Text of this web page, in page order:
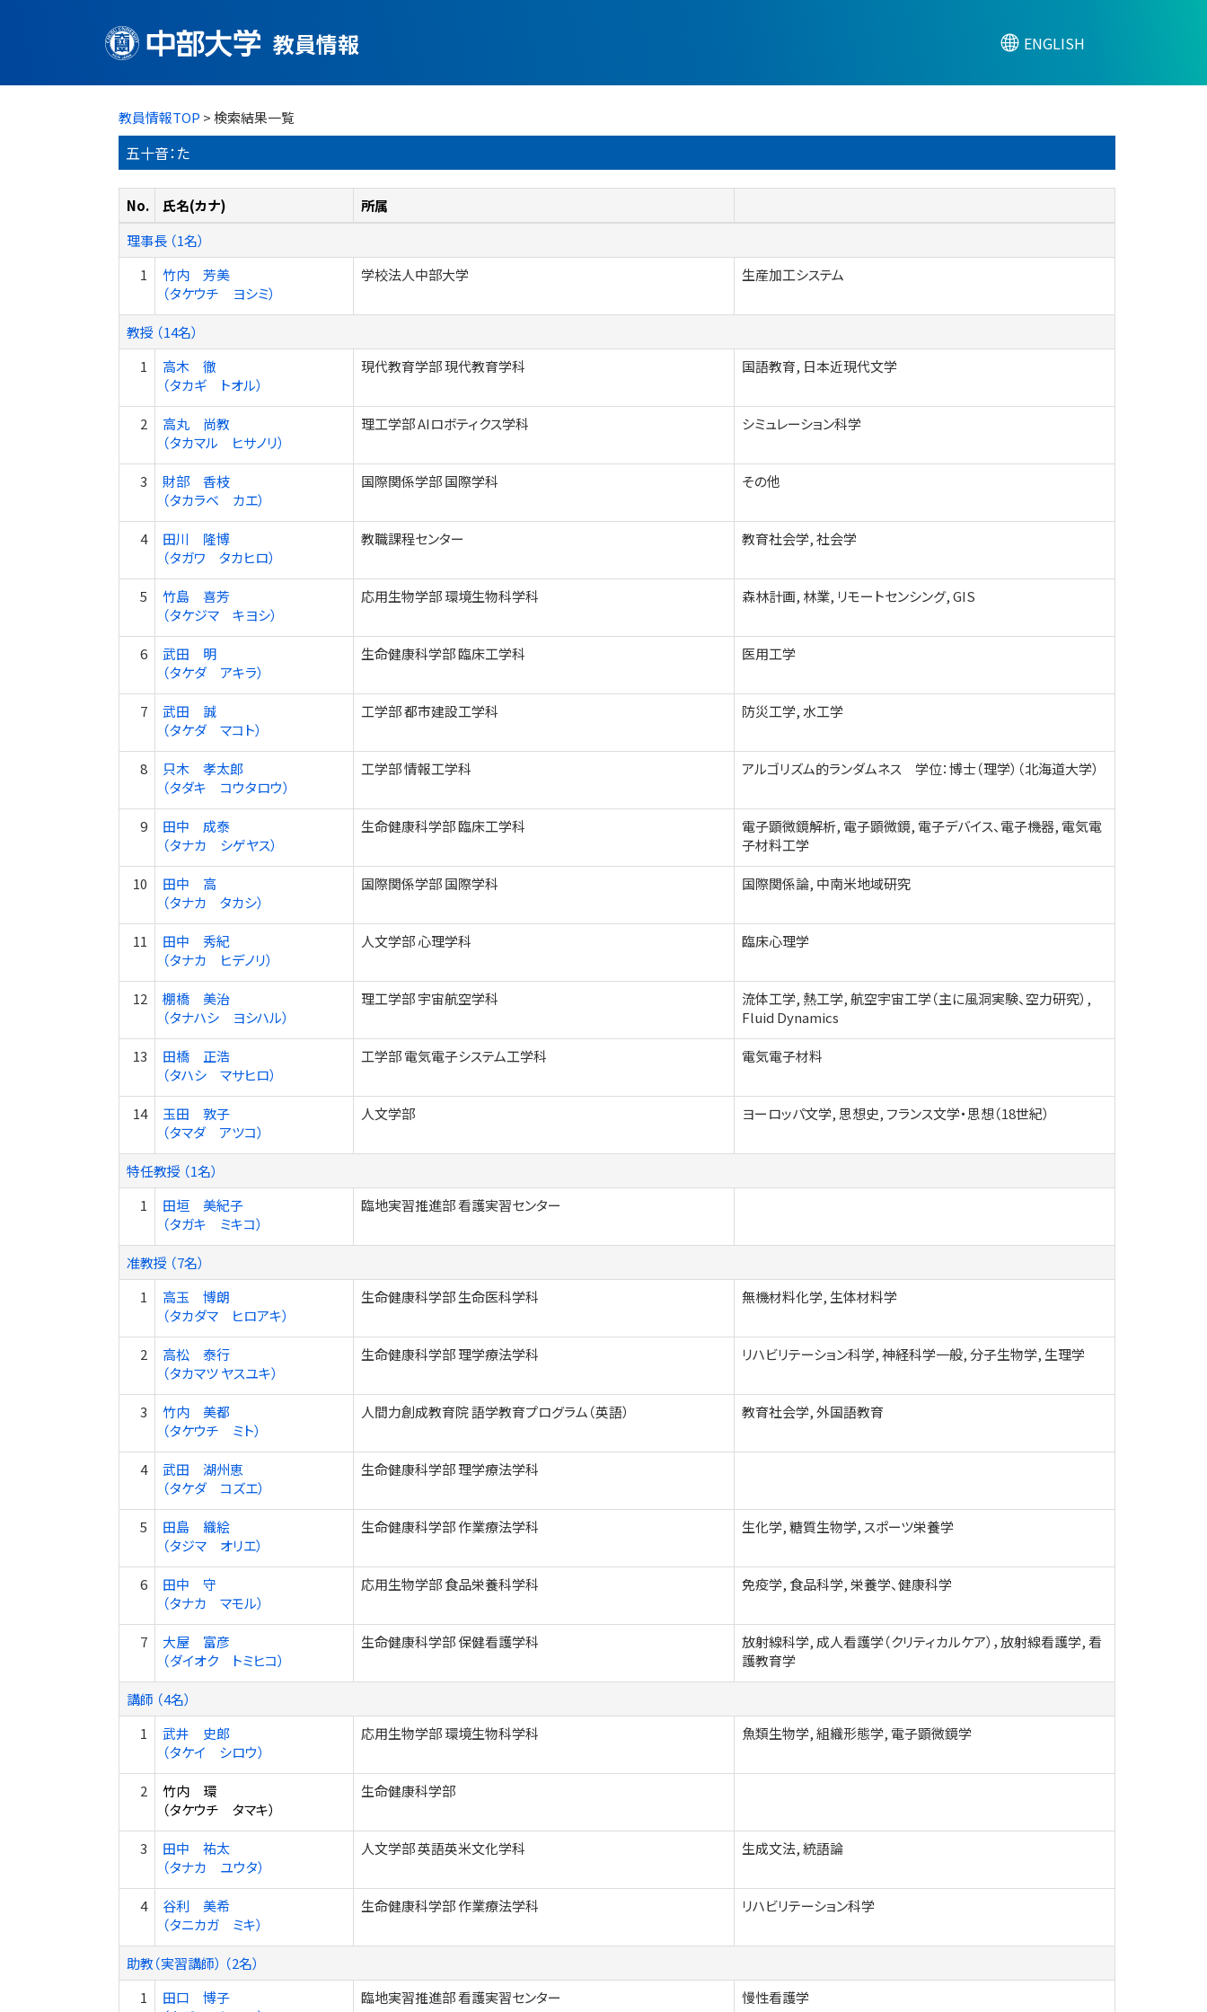
教員情報 ENGLISH
教員情報TOP > 検索結果一覧
五十音：た
No. 氏名(カナ)
所属
理事長 （1名）
1
竹内 芳美
（タケウチ ヨシミ）
学校法人中部大学 生産加工システム
教授 （14名）
1
高木 徹
（タカギ トオル）
現代教育学部 現代教育学科 国語教育, 日本近現代文学
2
高丸 尚教
（タカマル ヒサノリ）
理工学部 AIロボティクス学科 シミュレーション科学
3
財部 香枝
（タカラベ カエ）
国際関係学部 国際学科 その他
4
田川 隆博
（タガワ タカヒロ）
教職課程センター 教育社会学, 社会学
5
竹島 喜芳
（タケジマ キヨシ）
応用生物学部 環境生物科学科 森林計画, 林業, リモートセンシング, GIS
6
武田 明
（タケダ アキラ）
生命健康科学部 臨床工学科 医用工学
7
武田 誠
（タケダ マコト）
工学部 都市建設工学科 防災工学, 水工学
8
只木 孝太郎
（タダキ コウタロウ）
工学部 情報工学科 アルゴリズム的ランダムネス 学位：博士（理学）（北海道大学）
9
田中 成泰
（タナカ シゲヤス）
生命健康科学部 臨床工学科
電子顕微鏡解析, 電子顕微鏡, 電子デバイス、電子機器, 電気電
子材料工学
10
田中 高
（タナカ タカシ）
国際関係学部 国際学科 国際関係論, 中南米地域研究
11
田中 秀紀
（タナカ ヒデノリ）
人文学部 心理学科 臨床心理学
12
棚橋 美治
（タナハシ ヨシハル）
理工学部 宇宙航空学科
流体工学, 熱工学, 航空宇宙工学（主に風洞実験、空力研究）,
Fluid Dynamics
13
田橋 正浩
（タハシ マサヒロ）
工学部 電気電子システム工学科 電気電子材料
14
玉田 敦子
（タマダ アツコ）
人文学部 ヨーロッパ文学, 思想史, フランス文学・思想（18世紀）
特任教授 （1名）
1
田垣 美紀子
（タガキ ミキコ）
臨地実習推進部 看護実習センター
准教授 （7名）
1
高玉 博朗
（タカダマ ヒロアキ）
生命健康科学部 生命医科学科 無機材料化学, 生体材料学
2
高松 泰行
（タカマツ ヤスユキ）
生命健康科学部 理学療法学科 リハビリテーション科学, 神経科学一般, 分子生物学, 生理学
3
竹内 美都
（タケウチ ミト）
人間力創成教育院 語学教育プログラム（英語） 教育社会学, 外国語教育
4
武田 湖州恵
（タケダ コズエ）
生命健康科学部 理学療法学科
5
田島 織絵
（タジマ オリエ）
生命健康科学部 作業療法学科 生化学, 糖質生物学, スポーツ栄養学
6
田中 守
（タナカ マモル）
応用生物学部 食品栄養科学科 免疫学, 食品科学, 栄養学、健康科学
7
大屋 富彦
（ダイオク トミヒコ）
生命健康科学部 保健看護学科
放射線科学, 成人看護学（クリティカルケア），放射線看護学, 看
護教育学
講師 （4名）
1
武井 史郎
（タケイ シロウ）
応用生物学部 環境生物科学科 魚類生物学, 組織形態学, 電子顕微鏡学
2
竹内 環
（タケウチ タマキ）
生命健康科学部
3
田中 祐太
（タナカ ユウタ）
人文学部 英語英米文化学科 生成文法, 統語論
4
谷利 美希
（タニカガ ミキ）
生命健康科学部 作業療法学科 リハビリテーション科学
助教（実習講師） （2名）
1
田口 博子
臨地実習推進部 看護実習センター 慢性看護学